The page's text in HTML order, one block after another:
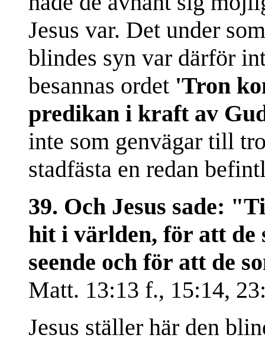
Jesus var. Det under
blindes syn var därför
besannas ordet 'Tron
predikan i kraft av
inte som genvägar till
stadfästa en redan
39. Och Jesus sade:
hit i världen, för att de
seende och för att de
Matt. 13:13 f., 15:14,
Jesus ställer här den